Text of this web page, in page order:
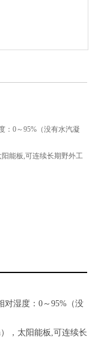
：0～95%（没有水汽凝
能板,可连续长期野外工
对湿度：0～95%（没
，太阳能板,可连续长